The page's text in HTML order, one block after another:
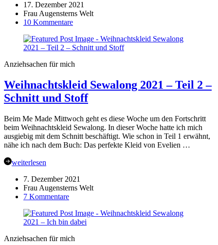
17. Dezember 2021
Frau Augensterns Welt
10 Kommentarezu
Sewalong
2021
Teil
–
Zwischenstand
–
läufts?
Anziehsachen für mich
Weihnachtskleid Sewalong 2021 – Teil 2 –
Schnitt und Stoff
Beim Me Made Mittwoch geht es diese Woche um den Fortschritt
beim Weihnachtskleid Sewalong. In dieser Woche hatte ich mich
ausgiebig mit dem Schnitt beschäftigt. Wie schon in Teil 1 erwähnt,
nähe ich nach dem Buch: Das perfekte Kleid von Evelien …
weiterlesen
7. Dezember 2021
Frau Augensterns Welt
7 Kommentarezu
Sewalong
2021
Teil
Anziehsachen für mich